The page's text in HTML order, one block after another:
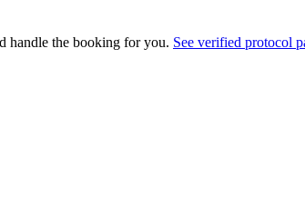
handle the booking for you. See verified protocol